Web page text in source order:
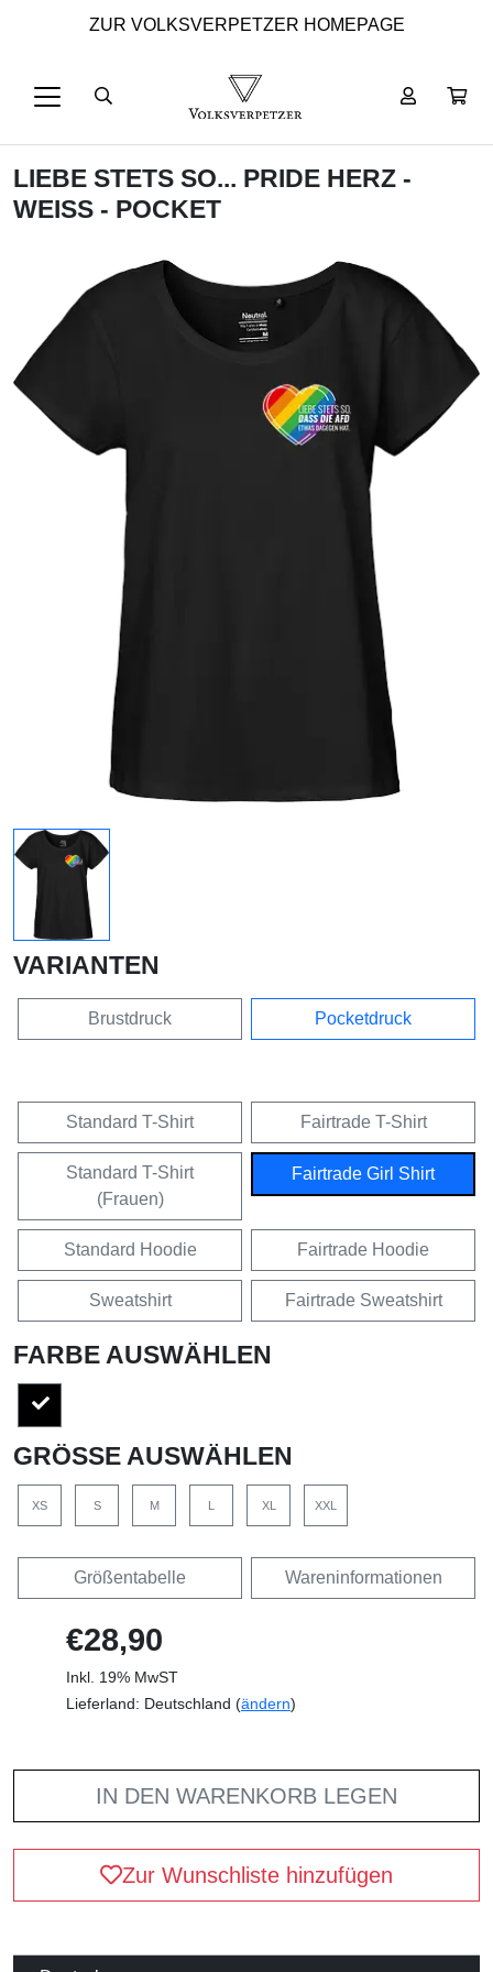
ZUR VOLKSVERPETZER HOMEPAGE
LIEBE STETS SO... PRIDE HERZ -
WEISS - POCKET
VARIANTEN
Brustdruck Pocketdruck
Standard T-Shirt Fairtrade T-Shirt
Standard T-Shirt
(Frauen)
Fairtrade Girl Shirt
Standard Hoodie Fairtrade Hoodie
Sweatshirt Fairtrade Sweatshirt
FARBE AUSWÄHLEN
GRÖSSE AUSWÄHLEN
XS S M L XL XXL
Größentabelle Wareninformationen
€28,90
Inkl. 19% MwST
Lieferland: Deutschland (ändern)
IN DEN WARENKORB LEGEN
Zur Wunschliste hinzufügen